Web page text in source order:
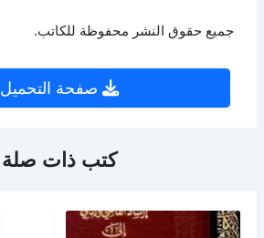
جميع حقوق النشر محفوظة للكاتب.
صفحة التحميل
كتب ذات صلة